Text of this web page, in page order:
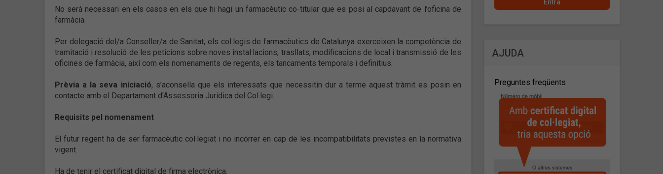
AJUDA
Preguntes freqüents
No serà necessari en els casos en els que hi hagi un farmacèutic co-titular que es posi al capdavant de l’oficina de
farmàcia.
Per delegació del/a Conseller/a de Sanitat, els col·legis de farmacèutics de Catalunya exerceixen la competència de
tramitació i resolució de les peticions sobre noves instal·lacions, trasllats, modificacions de local i transmissió de les
oficines de farmàcia, així com els nomenaments de regents, els tancaments temporals i definitius.
Prèvia a la seva iniciació, s’aconsella que els interessats que necessitin dur a terme aquest tràmit es posin en
contacte amb el Departament d’Assessoria Jurídica del Col·legi.
Requisits pel nomenament
El futur regent ha de ser farmacèutic col·legiat i no incórrer en cap de les incompatibilitats previstes en la normativa
vigent.
Ha de tenir el certificat digital de firma electrònica.